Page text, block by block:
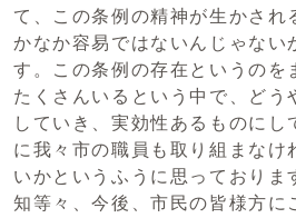
て、この条例の精神が生かされ
かなか容易ではないんじゃない
す。この条例の存在というのを
たくさんいるという中で、どう
していき、実効性あるものにし
に我々市の職員も取り組まなけ
いかというふうに思っておりま
知等々、今後、市民の皆様方に